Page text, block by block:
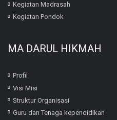
Kegiatan Madrasah
Kegiatan Pondok
MA DARUL HIKMAH
Profil
Visi Misi
Struktur Organisasi
Guru dan Tenaga kependidikan